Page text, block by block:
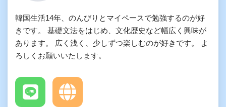
韓国生活14年、のんびりとマイペースで勉強するのが好
きです。 基礎文法をはじめ、文化歴史など幅広く興味が
あります。 広く浅く、少しずつ楽しむのが好きです。 よ
ろしくお願いいたします。